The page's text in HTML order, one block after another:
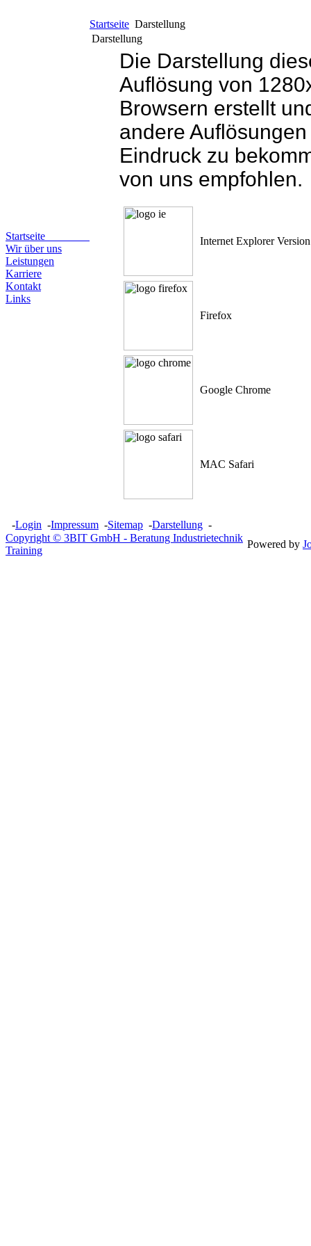
Startseite
Wir über uns
Leistungen
Karriere
Kontakt
Links
Startseite Darstellung
Darstellung
Die Darstellung
Auflösung von
Browsern erstellt
andere
Eindruck zu
von uns empfohlen.
Internet Explorer
Firefox
Google Chrome
MAC Safari
-Login -Impressum -Sitemap -Darstellung -
Copyright © 3BIT GmbH - Beratung Industrietechnik
Training
Powered by